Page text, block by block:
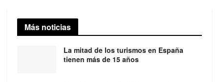
Más noticias
La mitad de los turismos en España
tienen más de 15 años